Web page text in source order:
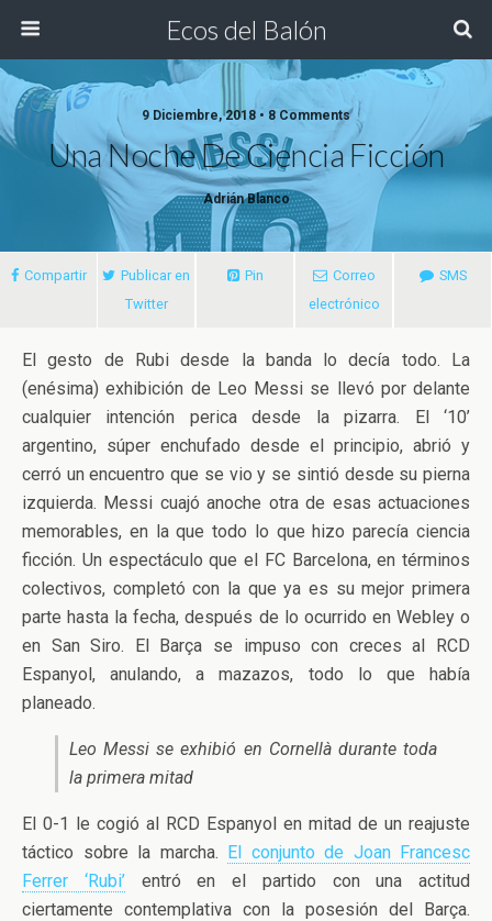
Ecos del Balón
9 Diciembre, 2018 • 8 Comments
Una Noche De Ciencia Ficción
Adrián Blanco
Compartir
Publicar en
Twitter
Pin
Correo
electrónico
SMS
El gesto de Rubi desde la banda lo decía todo. La
(enésima) exhibición de Leo Messi se llevó por delante
cualquier intención perica desde la pizarra. El ‘10’
argentino, súper enchufado desde el principio, abrió y
cerró un encuentro que se vio y se sintió desde su pierna
izquierda. Messi cuajó anoche otra de esas actuaciones
memorables, en la que todo lo que hizo parecía ciencia
ficción. Un espectáculo que el FC Barcelona, en términos
colectivos, completó con la que ya es su mejor primera
parte hasta la fecha, después de lo ocurrido en Webley o
en San Siro. El Barça se impuso con creces al RCD
Espanyol, anulando, a mazazos, todo lo que había
planeado.
Leo Messi se exhibió en Cornellà durante toda
la primera mitad
El 0-1 le cogió al RCD Espanyol en mitad de un reajuste
táctico sobre la marcha. El conjunto de Joan Francesc
Ferrer ‘Rubi’entró en el partido con una actitud
ciertamente contemplativa con la posesión del Barça.